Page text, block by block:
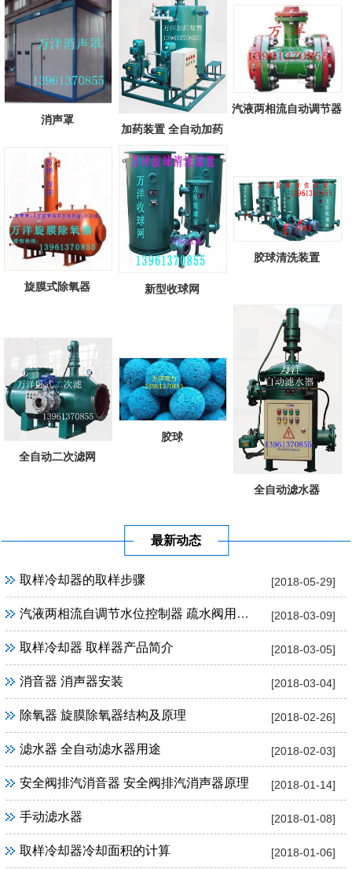
消声罩
加药装置 全自动加药
装置
汽液两相流自动调节器
旋膜式除氧器 新型收球网
胶球清洗装置
全自动二次滤网
胶球
全自动滤水器
最新动态
[2018-05-29]
取样冷却器的取样步骤
[2018-03-09]
汽液两相流自调节水位控制器 疏水阀用途及优点
[2018-03-05]
取样冷却器 取样器产品简介
[2018-03-04]
消音器 消声器安装
[2018-02-26]
除氧器 旋膜除氧器结构及原理
[2018-02-03]
滤水器 全自动滤水器用途
[2018-01-14]
安全阀排汽消音器 安全阀排汽消声器原理
[2018-01-08]
手动滤水器
[2018-01-06]
取样冷却器冷却面积的计算